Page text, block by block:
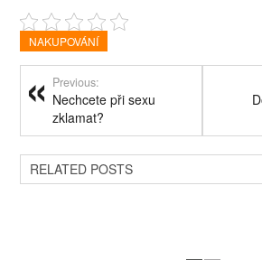
NAKUPOVÁNÍ
Previous:
Nechcete při sexu
zklamat?
RELATED POSTS